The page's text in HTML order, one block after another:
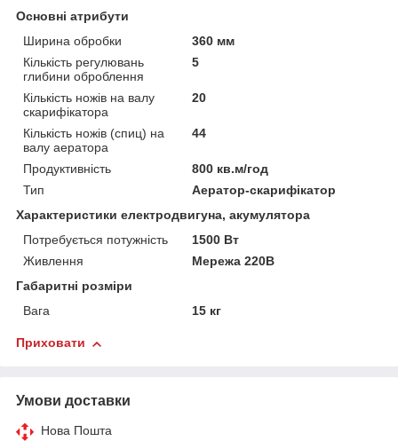
Основні атрибути
Ширина обробки
360 мм
Кількість регулювань
глибини оброблення
5
Кількість ножів на валу
скарифікатора
20
Кількість ножів (спиц) на
валу аератора
44
Продуктивність
800 кв.м/год
Тип
Аератор-скарифікатор
Характеристики електродвигуна, акумулятора
Потребується потужність
1500 Вт
Живлення
Мережа 220В
Габаритні розміри
Вага
15 кг
Приховати
Умови доставки
Нова Пошта